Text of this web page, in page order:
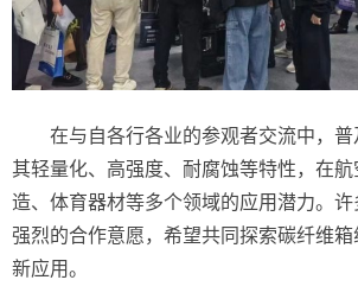
在与自各行各业的参观者交流中，普
其轻量化、高强度、耐腐蚀等特性，在航
造、体育器材等多个领域的应用潜力。
强烈的合作意愿，希望共同探索碳纤维箱
新应用。